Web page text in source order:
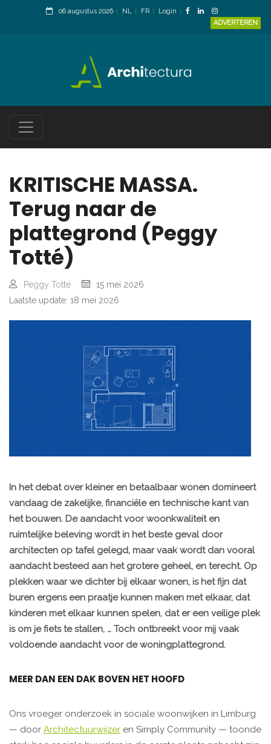
06 augustus 2026 NL FR
Login
ADVERTEREN
KRITISCHE MASSA.
Terug naar de
plattegrond (Peggy
Totté)
Peggy Totté
15 mei 2026
Laatste update: 18 mei 2026
In het debat over kleiner en betaalbaar wonen domineert
vandaag de zakelijke, financiële en technische kant van
het bouwen. De aandacht voor woonkwaliteit en
ruimtelijke beleving wordt in het beste geval door
architecten op tafel gelegd, maar vaak wordt dan vooral
aandacht besteed aan het grotere geheel, en terecht. Op
plekken waar we dichter bij elkaar wonen, is het fijn dat
buren ergens een praatje kunnen maken met elkaar, dat
kinderen met elkaar kunnen spelen, dat er een veilige plek
is om je fiets te stallen, … Toch ontbreekt voor mij vaak
voldoende aandacht voor de woningplattegrond.
MEER DAN EEN DAK BOVEN HET HOOFD
Ons vroeger onderzoek in sociale woonwijken in Limburg
— door Architectuurwijzer en Simply Community — toonde